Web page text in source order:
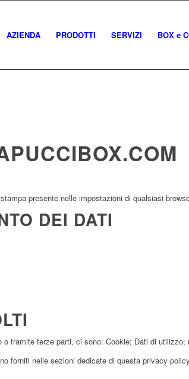
AZIENDA PRODOTTI SERVIZI BOX e
presente nelle impostazioni di qualsiasi
DEI DATI
tramite terze parti, ci sono: Cookie; Dati di
forniti nelle sezioni dedicate di questa privacy